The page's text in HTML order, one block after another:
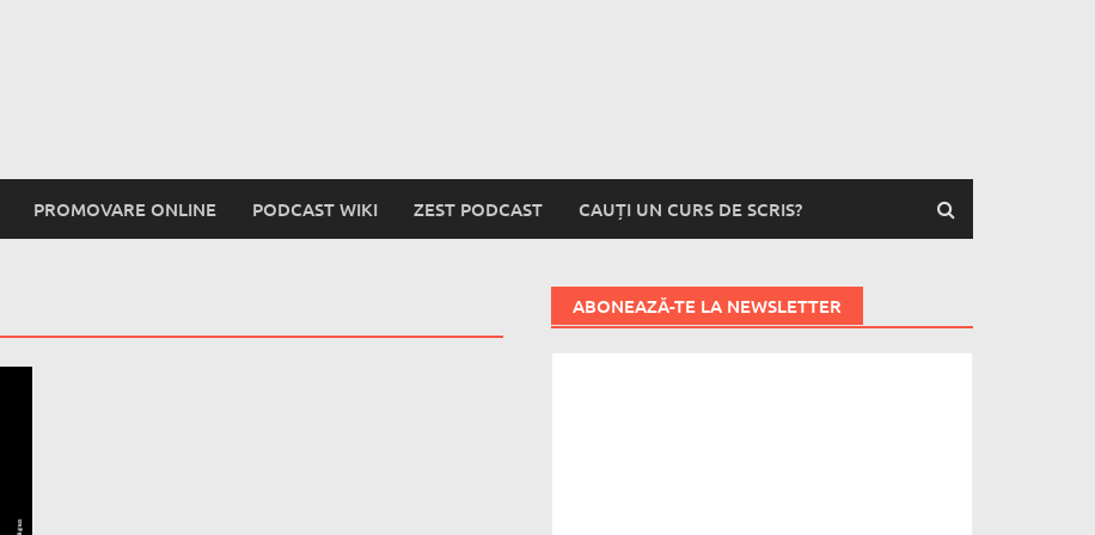
PROMOVARE ONLINE PODCAST WIKI ZEST PODCAST CAUȚI UN CURS DE SCRIS?
ABONEAZĂ-TE LA NEWSLETTER